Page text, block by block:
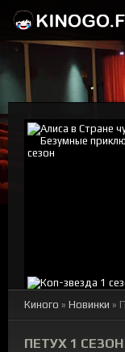
Киного » Новинки »
ПЕТУХ 1 СЕЗОН